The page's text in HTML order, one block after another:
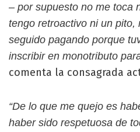
– por supuesto no me toca
tengo retroactivo ni un pito,
seguido pagando porque
inscribir en monotributo
comenta la consagrada
“De lo que me quejo es
haber sido respetuosa de